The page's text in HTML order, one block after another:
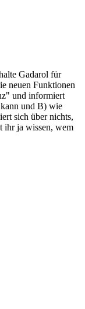
Gadarol für
neuen Funktionen
und informiert
und B) wie
sich über nichts,
ihr ja wissen, wem